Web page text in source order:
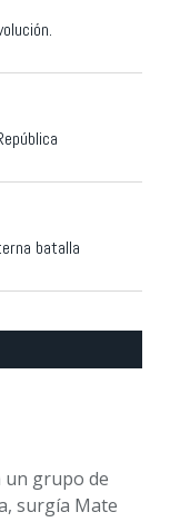
batalla
un grupo de
surgía Mate